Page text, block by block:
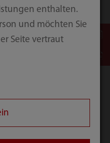
enthalten.
und möchten Sie
Seite vertraut